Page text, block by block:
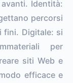
Identità:
percorsi
fini. Digitale: si
per
siti Web e
efficace e